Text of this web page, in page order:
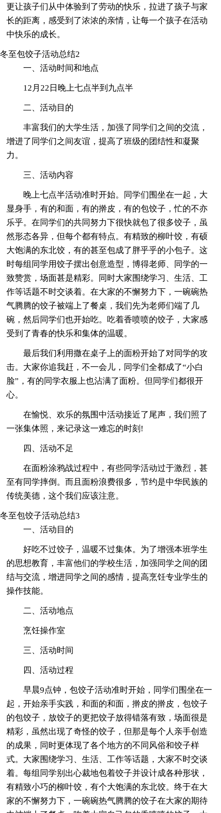
更让孩子们从中体验到了劳动的快乐，拉进了孩子与家
长的距离，感受到了浓浓的亲情，让每一个孩子在活动
中快乐的成长。
冬至包饺子活动总结2
一、活动时间和地点
12月22日晚上七点半到九点半
二、活动目的
丰富我们的大学生活，加强了同学们之间的交流，
增进了同学们之间友谊，提高了班级的团结性和凝聚
力。
三、活动内容
晚上七点半活动准时开始。同学们围坐在一起，大
显身手，有的和面，有的擀皮，有的包饺子，忙的不亦
乐乎。在同学们的共同努力下很快就包了很多饺子，虽
然形态各异，但每个都有特点。有精致的柳叶饺，有硕
大饱满的东北饺，有的甚至包成了胖乎乎的小包子。这
时每组同学用饺子摆出创意造型，博得老师、同学的一
致赞赏，场面甚是精彩。同时大家围绕学习、生活、工
作等话题不时交谈着。在大家的不懈努力下，一碗碗热
气腾腾的饺子被端上了餐桌，我们先为老师们端了几
碗，然后同学们也开始吃。吃着香喷喷的饺子，大家感
受到了青春的快乐和集体的温暖。
最后我们利用撒在桌子上的面粉开始了对同学的攻
击。大家你追我赶，不一会儿，同学们全都成了“小白
脸”，有的同学衣服上也沾满了面粉。但同学们都很开
心。
在愉悦、欢乐的氛围中活动接近了尾声，我们照了
一张集体照，来记录这一难忘的时刻!
四、活动不足
在面粉涂鸦战过程中，有些同学活动过于激烈，甚
至有同学摔倒。而且面粉浪费很多，节约是中华民族的
传统美德，这个我们应该注意。
冬至包饺子活动总结3
一、活动目的
好吃不过饺子，温暖不过集体。为了增强本班学生
的思想教育，丰富他们的学校生活，加强同学之间的团
结与交流，增进同学之间的感情，提高烹饪专业学生的
操作技能。
二、活动地点
烹饪操作室
三、活动时间
四、活动过程
早晨9点钟，包饺子活动准时开始，同学们围坐在一
起，开始亲手实践，和面的和面，擀皮的擀皮，包饺子
的包饺子，放饺子的更把饺子放得错落有致，场面很是
精彩，虽然出现了奇怪的饺子，但那是每个人亲手创造
的成果，同时更体现了各个地方的不同风俗和饺子样
式。大家围绕学习、生活、工作等话题，大家不时交谈
着。每组同学别出心裁地包着饺子并设计成各种形状，
有精致小巧的柳叶饺，有个大饱满的东北饺。终于在大
家的不懈努力下，一碗碗热气腾腾的饺子在大家的期待